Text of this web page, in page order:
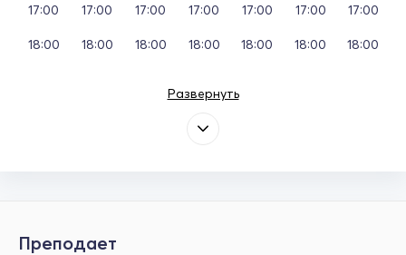
17:00
18:00
17:00
18:00
17:00
18:00
17:00
18:00
17:00
18:00
17:00
18:00
17:00
18:00
Развернуть
Преподает